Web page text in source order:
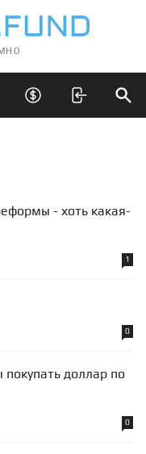
Открыть скрытые
- хоть какая-
1
0
доллар по
0